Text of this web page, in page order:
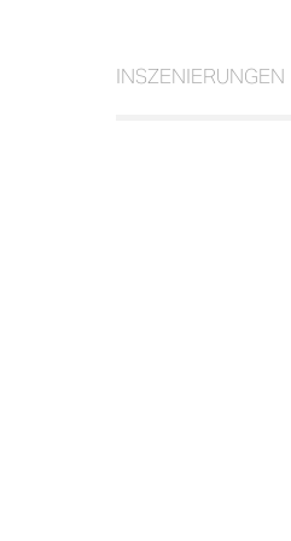
INSZENIERUNGEN